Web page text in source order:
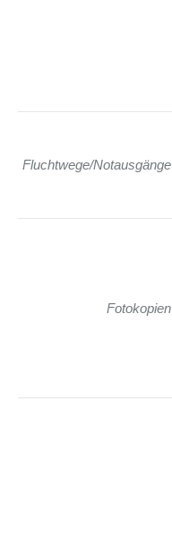
Fluchtwege/Notausgänge
Fotokopien